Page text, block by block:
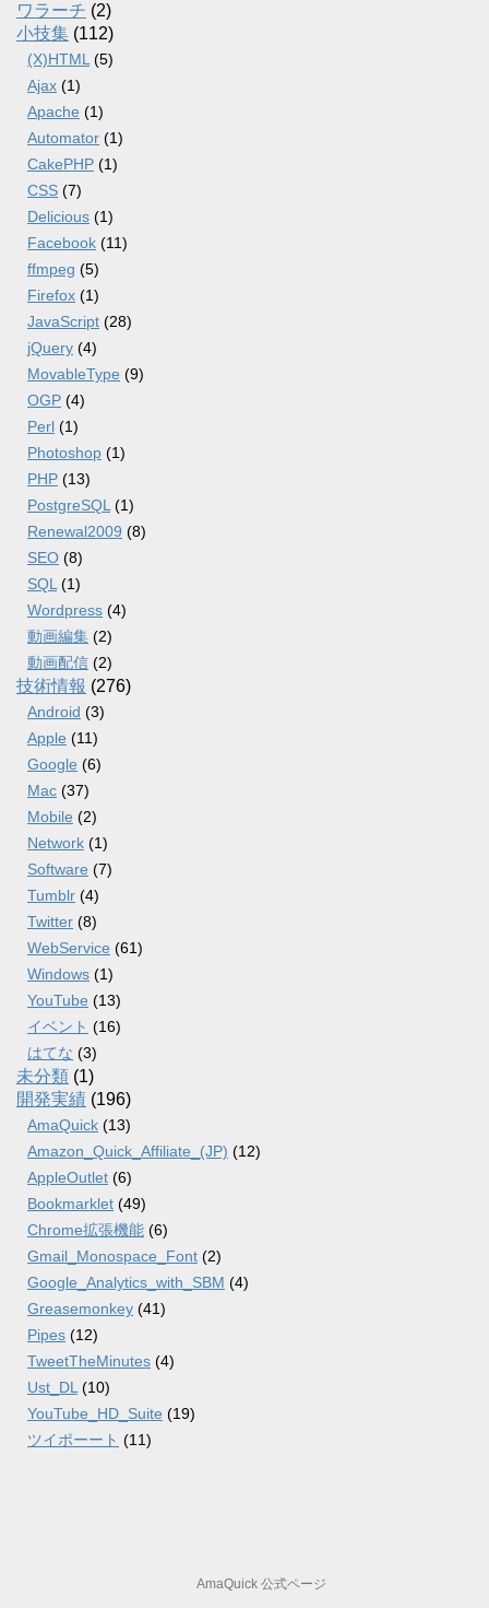
ワラーチ (2)
小技集 (112)
(X)HTML (5)
Ajax (1)
Apache (1)
Automator (1)
CakePHP (1)
CSS (7)
Delicious (1)
Facebook (11)
ffmpeg (5)
Firefox (1)
JavaScript (28)
jQuery (4)
MovableType (9)
OGP (4)
Perl (1)
Photoshop (1)
PHP (13)
PostgreSQL (1)
Renewal2009 (8)
SEO (8)
SQL (1)
Wordpress (4)
動画編集 (2)
動画配信 (2)
技術情報 (276)
Android (3)
Apple (11)
Google (6)
Mac (37)
Mobile (2)
Network (1)
Software (7)
Tumblr (4)
Twitter (8)
WebService (61)
Windows (1)
YouTube (13)
イベント (16)
はてな (3)
未分類 (1)
開発実績 (196)
AmaQuick (13)
Amazon_Quick_Affiliate_(JP) (12)
AppleOutlet (6)
Bookmarklet (49)
Chrome拡張機能 (6)
Gmail_Monospace_Font (2)
Google_Analytics_with_SBM (4)
Greasemonkey (41)
Pipes (12)
TweetTheMinutes (4)
Ust_DL (10)
YouTube_HD_Suite (19)
ツイポーート (11)
AmaQuick 公式ページ